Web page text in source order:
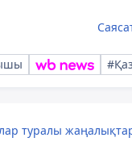
туралы